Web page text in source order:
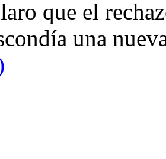
que el
una